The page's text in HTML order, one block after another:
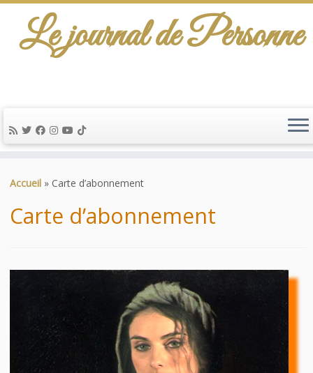
au
Le journal de Personne
Accueil » Carte d’abonnement
Carte d’abonnement